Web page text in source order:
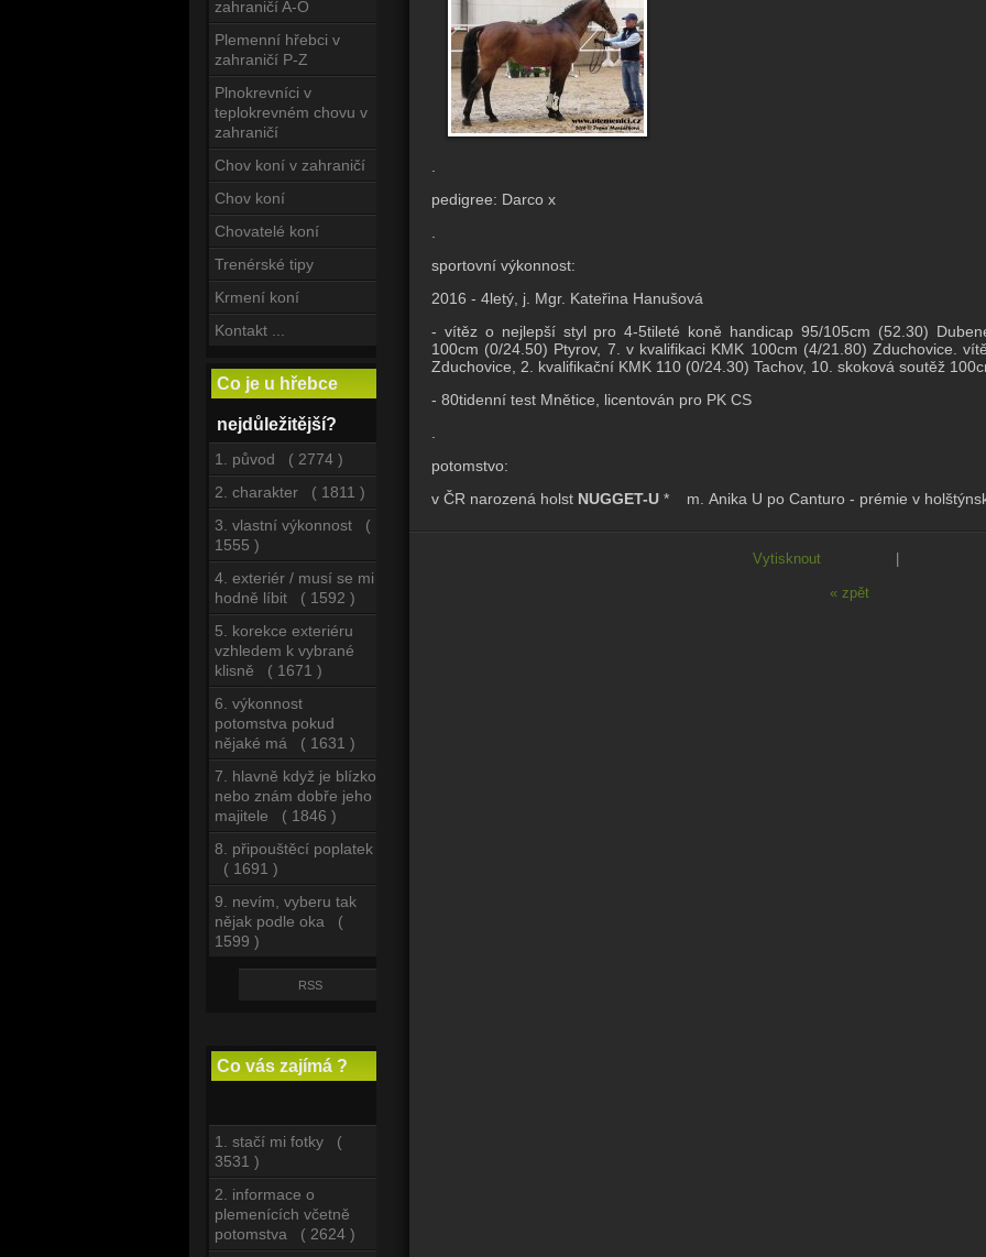
zahraničí A-O
Plemenní hřebci v
zahraničí P-Z
Plnokrevníci v
teplokrevném chovu v
zahraničí
Chov koní v zahraničí
Chov koní
Chovatelé koní
Trenérské tipy
Krmení koní
Kontakt ...
Co je u hřebce
nejdůležitější?
1. původ ( 2774 )
2. charakter ( 1811 )
3. vlastní výkonnost (
1555 )
4. exteriér / musí se mi
hodně líbit ( 1592 )
5. korekce exteriéru
vzhledem k vybrané
klisně ( 1671 )
6. výkonnost
potomstva pokud
nějaké má ( 1631 )
7. hlavně když je blízko
nebo znám dobře jeho
majitele ( 1846 )
8. připouštěcí poplatek
( 1691 )
9. nevím, vyberu tak
nějak podle oka (
1599 )
RSS
Co vás zajímá ?
1. stačí mi fotky (
3531 )
2. informace o
plemenících včetně
potomstva ( 2624 )
pedigree: Darco x
sportovní výkonnost:
2016 - 4letý, j. Mgr. Kateřina Hanušová
- vítěz o nejlepší styl pro 4-5tileté koně handicap 95/105cm (52.30)
100cm (0/24.50) Ptyrov, 7. v kvalifikaci KMK 100cm (4/21.80) Zduchovice.
Zduchovice, 2. kvalifikační KMK 110 (0/24.30) Tachov, 10. skoková soutěž
- 80tidenní test Mnětice, licentován pro PK CS
potomstvo:
v ČR narozená holst NUGGET-U * m. Anika U po Canturo - prémie v
Vytisknout |
« zpět